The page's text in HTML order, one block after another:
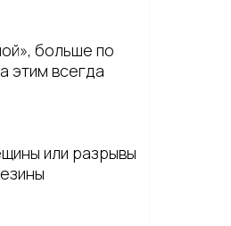
больше по
этим всегда
или разрывы